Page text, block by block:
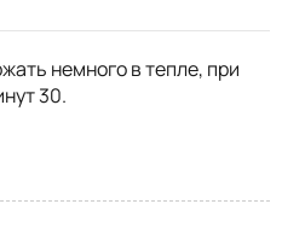
немного в тепле, при
30.